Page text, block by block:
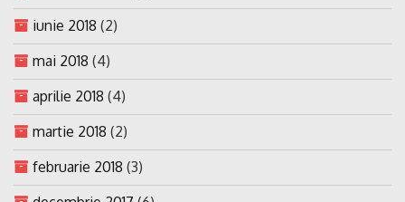
iunie 2018 (2)
mai 2018 (4)
aprilie 2018 (4)
martie 2018 (2)
februarie 2018 (3)